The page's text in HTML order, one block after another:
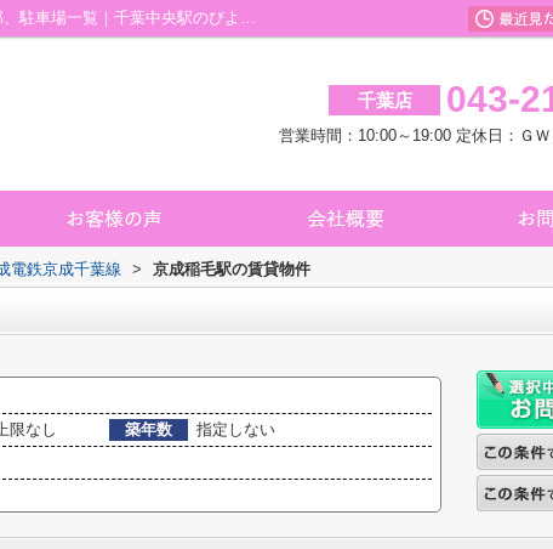
京成稲毛駅の賃貸、店舗、事務所、土地(賃貸)、住宅以外建物全部、駐車場一覧｜千葉中央駅のぴよぴよ不動産 千葉店
千葉店 043-
営業時間：10:00～19:00 定休日：Ｇ
電鉄京成千葉線 > 京成稲毛駅の賃貸物件
限なし 築年数
指定しない